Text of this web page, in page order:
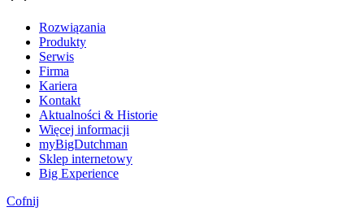
Rozwiązania
Produkty
Serwis
Firma
Kariera
Kontakt
Aktualności & Historie
Więcej informacji
myBigDutchman
Sklep internetowy
Big Experience
Cofnij